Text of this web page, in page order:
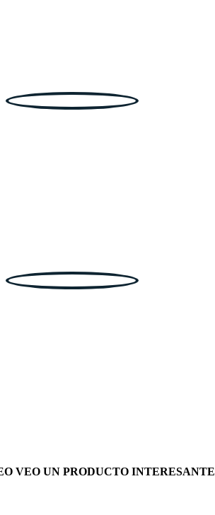
VEO UN PRODUCTO INTERESANTE